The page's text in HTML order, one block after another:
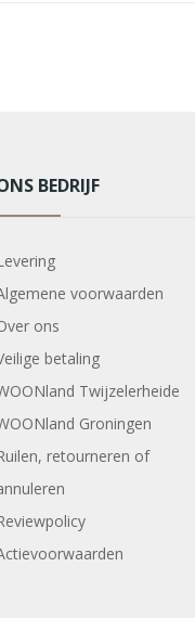
BEDRIJF
voorwaarden
ons
betaling
Twijzelerheide
Groningen
retourneren of